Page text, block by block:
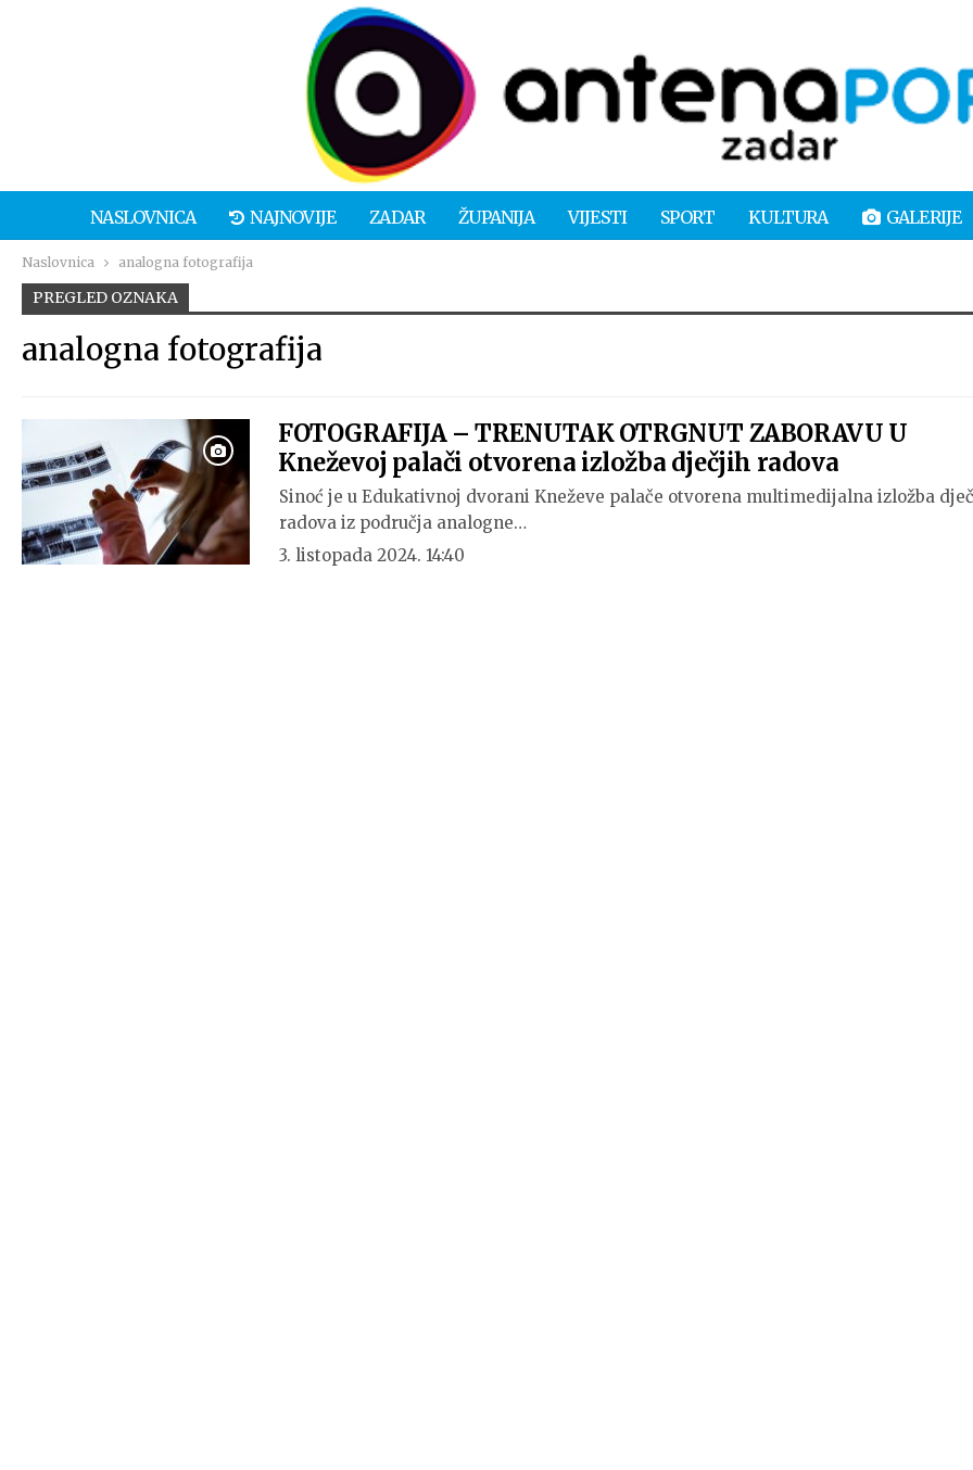
NASLOVNICA NAJNOVIJE ZADAR ŽUPANIJA VIJESTI SPORT KULTURA GALERIJE
Naslovnica analogna fotografija
PREGLED OZNAKA
analogna fotografija
FOTOGRAFIJA – TRENUTAK OTRGNUT ZABORAVU U
Kneževoj palači otvorena izložba dječjih radova
Sinoć je u Edukativnoj dvorani Kneževe palače otvorena multimedijalna izložba
radova iz područja analogne…
3. listopada 2024. 14:40